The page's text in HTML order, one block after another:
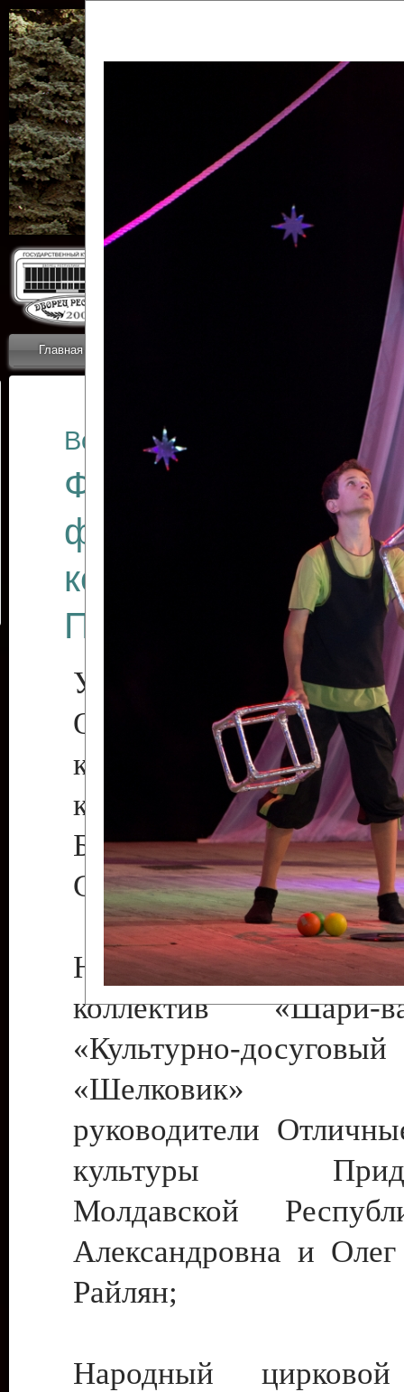
Главная
ОТЧЕТЫ ГКЦ
Все отчеты
Финал
фестиваля
коллективов
Приднестровского
Участники фестиваля:
Образцовый
коллектив
культуры с.
Бендеры ,
Светлана Георгиевна
Народный цирковой
коллектив
«Культурно-
«Шелковик»
руководители
культуры
Молдавской
Александровна и
Райлян;
Народный цирковой